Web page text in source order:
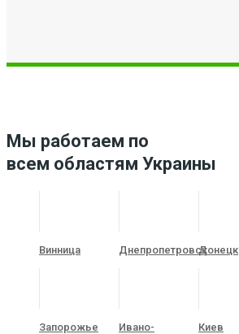
Мы работаем по
всем областям Украины
Винница ДнепропетровскДонецк
Запорожье
Ивано-
Киев